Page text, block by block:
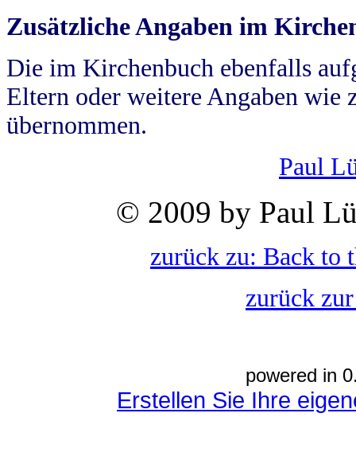
Zusätzliche Angaben im
Die im Kirchenbuch ebenfalls
Eltern oder weitere Angaben wie
übernommen.
Paul
© 2009 by Paul
zurück zu: Back to
zurück
powered in
Erstellen Sie Ihre